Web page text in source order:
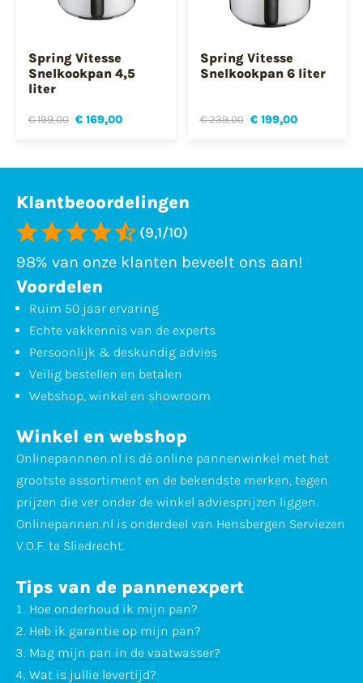
Spring Vitesse
Snelkookpan 4,5
liter
€ 199,00 € 169,00
Spring Vitesse
Snelkookpan 6 liter
€ 239,00 € 199,00
Klantbeoordelingen
(9,1/10)
98% van onze klanten beveelt ons aan!
Voordelen
Ruim 50 jaar ervaring
Echte vakkennis van de experts
Persoonlijk & deskundig advies
Veilig bestellen en betalen
Webshop, winkel en showroom
Winkel en webshop
Onlinepannnen.nl is dé online pannenwinkel met het
grootste assortiment en de bekendste merken, tegen
prijzen die ver onder de winkel adviesprijzen liggen.
Onlinepannen.nl is onderdeel van Hensbergen Serviezen
V.O.F. te Sliedrecht.
Tips van de pannenexpert
Hoe onderhoud ik mijn pan?
Heb ik garantie op mijn pan?
Mag mijn pan in de vaatwasser?
Wat is jullie levertijd?